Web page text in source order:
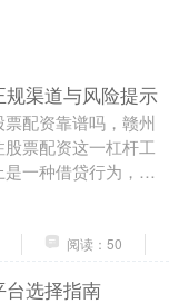
渠道与风险提示
配资靠谱吗，赣州
票配资这一杠杆工
一种借贷行为，配
者提供资金，放大
阅读：50
选择指南